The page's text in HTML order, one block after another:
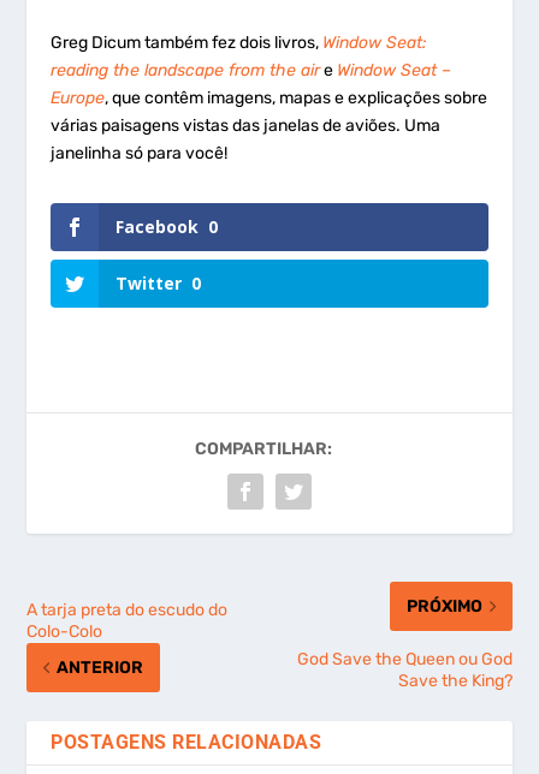
Greg Dicum também fez dois livros, Window Seat:
reading the landscape from the aire Window Seat –
Europe, que contêm imagens, mapas e explicações sobre
várias paisagens vistas das janelas de aviões. Uma
janelinha só para você!
Facebook 0
Twitter 0
COMPARTILHAR:
A tarja preta do escudo do
Colo-Colo
ANTERIOR
PRÓXIMO
God Save the Queen ou God
Save the King?
POSTAGENS RELACIONADAS